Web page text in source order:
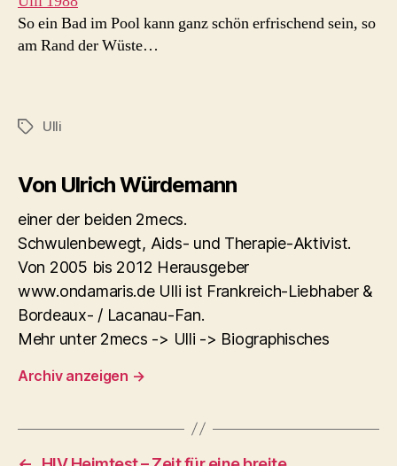
So ein Bad im Pool kann ganz schön erfrischend sein, so
am Rand der Wüste…
Schlagwörter
Ulli
Von Ulrich Würdemann
einer der beiden 2mecs.
Schwulenbewegt, Aids- und Therapie-Aktivist.
Von 2005 bis 2012 Herausgeber
www.ondamaris.de Ulli ist Frankreich-Liebhaber &
Bordeaux- / Lacanau-Fan.
Mehr unter 2mecs -> Ulli -> Biographisches
Archiv anzeigen →